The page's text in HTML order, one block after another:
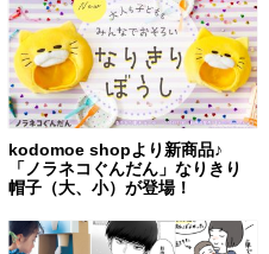
kodomoe shopより新商品♪
「ノラネコぐんだん」なりきり
帽子（大、小）が登場！